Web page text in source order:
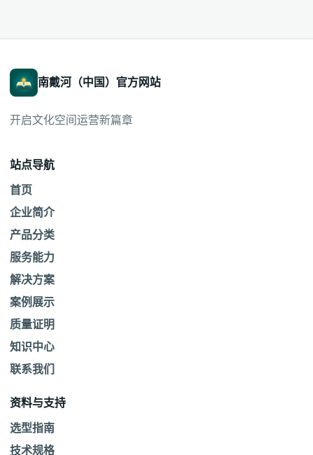
南戴河（中国）官方网站
开启文化空间运营新篇章
站点导航
首页
企业简介
产品分类
服务能力
解决方案
案例展示
质量证明
知识中心
联系我们
资料与支持
选型指南
技术规格